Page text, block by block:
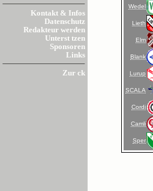
Kontakt & Infos
Datenschutz
Redakteur werden
Unterst tzen
Sponsoren
Links
Zur ck
Wedel
Lieth
Elm
Blank
Lurup
SCALA
Cordi
Camli
Sper